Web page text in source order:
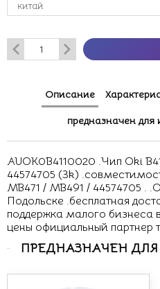
Описание
предназначен для
AUOK0B4110020 .Чип Oki
44574705 (3k)
MB471 / MB491 / 44574705 .
Подольске .бесплатная
поддержка малого бизнеса
цены официальный партнер
ПРЕДНАЗНАЧЕН